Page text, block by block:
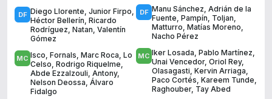
Diego Llorente, Junior Firpo,
Héctor Bellerín, Ricardo
Rodríguez, Natan, Valentín
Gómez
Isco, Fornals, Marc Roca, Lo
Celso, Rodrigo Riquelme,
Abde Ezzalzouli, Antony,
Nelson Deossa, Álvaro
Fidalgo
Manu Sánchez, Adrián de la
Fuente, Pampín, Toljan,
Matturro, Matías Moreno,
Nacho Pérez
Iker Losada, Pablo Martínez,
Unai Vencedor, Oriol Rey,
Olasagasti, Kervin Arriaga,
Paco Cortés, Kareem Tunde,
Raghouber, Tay Abed